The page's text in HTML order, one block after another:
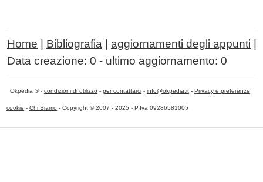
Home Bibliografia aggiornamenti degli appunti
Data creazione: 0 - ultimo aggiornamento: 0
Okpedia ® - condizioni di utilizzo - per contattarci - info@okpedia.it - Privacy e preferenze
cookie - Chi Siamo - Copyright © 2007 - 2025 - P.Iva 09286581005